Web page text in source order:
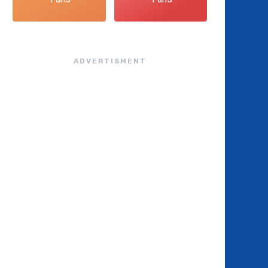
ADVERTISMENT